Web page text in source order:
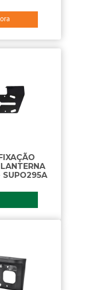
SUPO295A